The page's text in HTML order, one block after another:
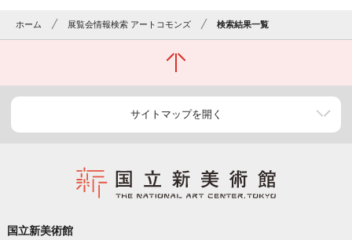
ホーム 展覧会情報検索 アートコモンズ 検索結果一覧
サイトマップを開く
国立新美術館